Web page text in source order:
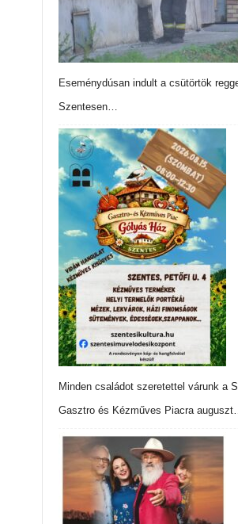
Eseménydúsan indult a csütörtök
Szentesen…
Minden családot szeretettel várunk a
Gasztro és Kézműves Piacra